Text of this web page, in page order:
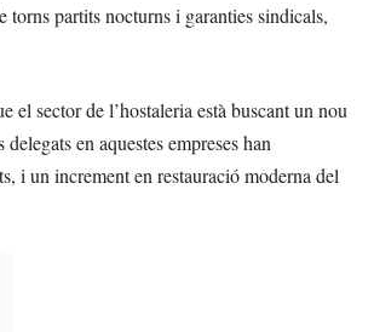
partits nocturns i garanties sindicals,
el sector de l’hostaleria està buscant un nou
en aquestes empreses han
i un increment en restauració moderna del